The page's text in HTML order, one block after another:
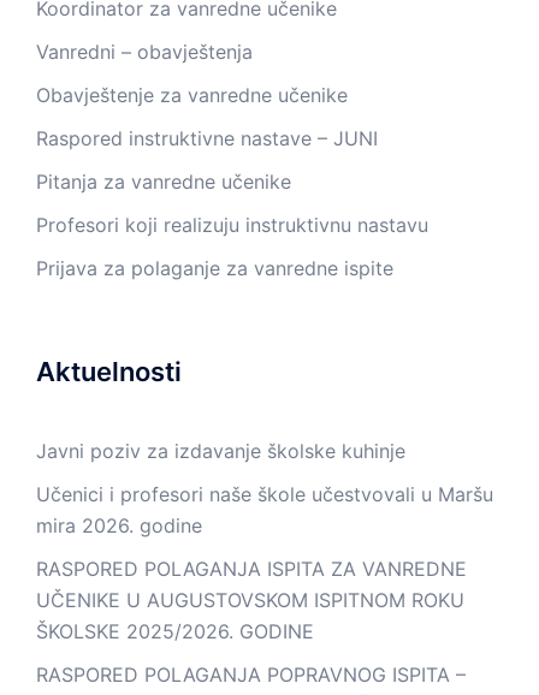
Koordinator za vanredne učenike
Vanredni – obavještenja
Obavještenje za vanredne učenike
Raspored instruktivne nastave – JUNI
Pitanja za vanredne učenike
Profesori koji realizuju instruktivnu nastavu
Prijava za polaganje za vanredne ispite
Aktuelnosti
Javni poziv za izdavanje školske kuhinje
Učenici i profesori naše škole učestvovali u Maršu
mira 2026. godine
RASPORED POLAGANJA ISPITA ZA VANREDNE
UČENIKE U AUGUSTOVSKOM ISPITNOM ROKU
ŠKOLSKE 2025/2026. GODINE
RASPORED POLAGANJA POPRAVNOG ISPITA –